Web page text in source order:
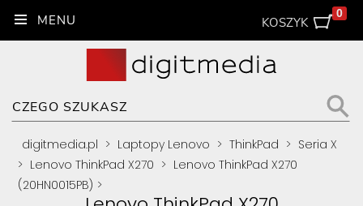
KOSZYK
0
digitmedia.pl > Laptopy Lenovo > ThinkPad > Seria X
> Lenovo ThinkPad X270 > Lenovo ThinkPad X270
(20HN0015PB) >